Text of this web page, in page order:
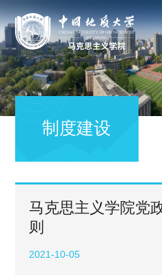
制度建设
马克思主义学院党
则
2021-10-05